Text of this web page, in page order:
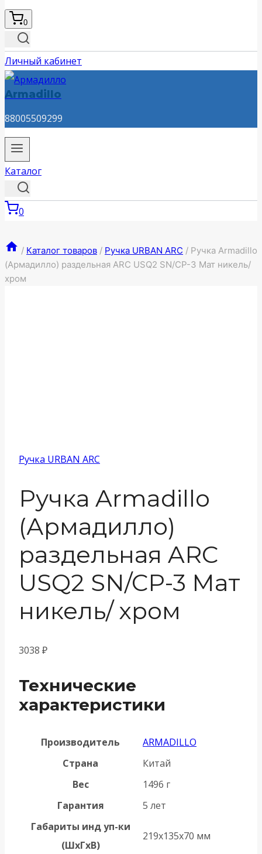
0
Личный кабинет
Armadillo
88005509299
Каталог
0
/ Каталог товаров / Ручка URBAN ARC / Ручка Armadillo
(Армадилло) раздельная ARC USQ2 SN/CP-3 Мат никель/
хром
Ручка URBAN ARC
Ручка Armadillo
(Армадилло)
раздельная ARC
USQ2 SN/CP-3 Мат
никель/ хром
3038 ₽
Технические
характеристики
Производитель
ARMADILLO
Страна
Китай
Вес
1496 г
Гарантия
5 лет
Габариты инд уп-ки
(ШхГхВ)
219x135x70 мм